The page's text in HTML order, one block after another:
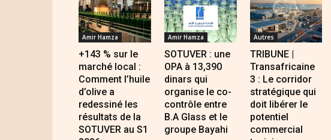
Amir Hamza
+143 % sur le
marché local :
Comment l’huile
d’olive a
redessiné les
résultats de la
SOTUVER au S1
Amir Hamza
SOTUVER : une
OPA à 13,390
dinars qui
organise le co-
contrôle entre
B.A Glass et le
groupe Bayahi
Autres
TRIBUNE |
Transafricaine
3 : Le corridor
stratégique qui
doit libérer le
potentiel
commercial